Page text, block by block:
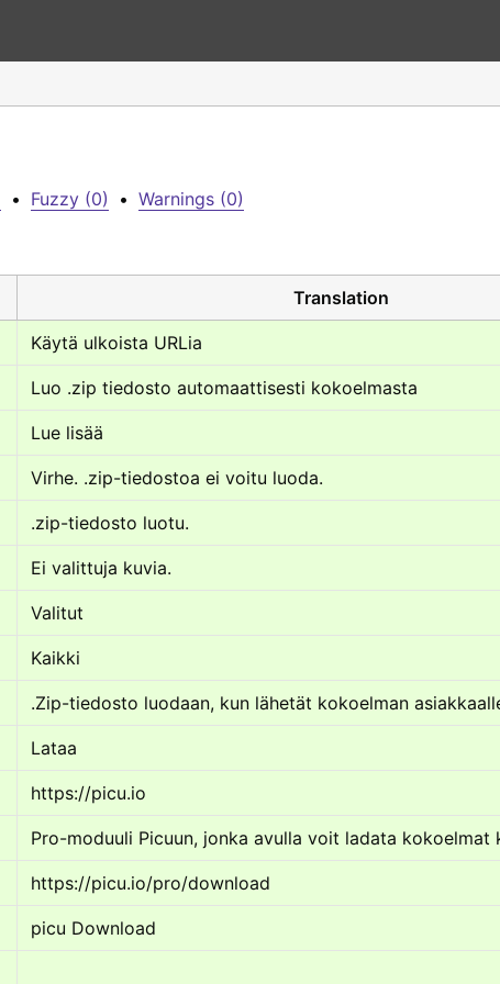
• Fuzzy (0) • Warnings (0)
Translation
Käytä ulkoista URLia
Luo .zip tiedosto automaattisesti kokoelmasta
Lue lisää
Virhe. .zip-tiedostoa ei voitu luoda.
.zip-tiedosto luotu.
Ei valittuja kuvia.
Valitut
Kaikki
.Zip-tiedosto luodaan, kun lähetät kokoelman
Lataa
https://picu.io
Pro-moduuli Picuun, jonka avulla voit ladata kokoelmat
https://picu.io/pro/download
picu Download